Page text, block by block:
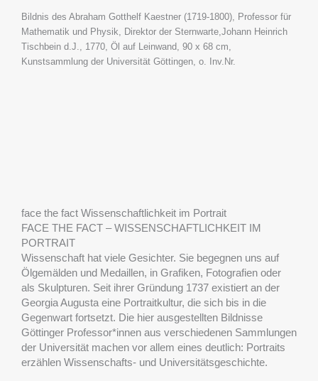
Bildnis des Abraham Gotthelf Kaestner (1719-1800), Professor für
Mathematik und Physik, Direktor der Sternwarte,Johann Heinrich
Tischbein d.J., 1770, Öl auf Leinwand, 90 x 68 cm,
Kunstsammlung der Universität Göttingen, o. Inv.Nr.
face the fact Wissenschaftlichkeit im Portrait
FACE THE FACT – WISSENSCHAFTLICHKEIT IM
PORTRAIT
Wissenschaft hat viele Gesichter. Sie begegnen uns auf
Ölgemälden und Medaillen, in Grafiken, Fotografien oder
als Skulpturen. Seit ihrer Gründung 1737 existiert an der
Georgia Augusta eine Portraitkultur, die sich bis in die
Gegenwart fortsetzt. Die hier ausgestellten Bildnisse
Göttinger Professor*innen aus verschiedenen Sammlungen
der Universität machen vor allem eines deutlich: Portraits
erzählen Wissenschafts- und Universitätsgeschichte.